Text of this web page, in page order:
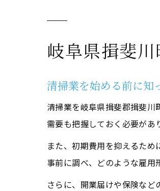
岐阜県揖斐
清掃業を始める前に知
清掃業を岐阜県揖斐郡揖斐
需要も把握しておく必要があ
また、初期費用を抑えるた
事前に調べ、どのような雇用
さらに、開業届けや保険な